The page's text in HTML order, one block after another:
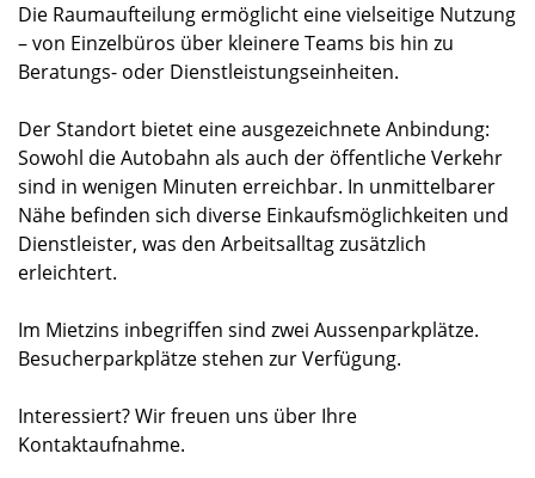
Die Raumaufteilung ermöglicht eine vielseitige Nutzung
– von Einzelbüros über kleinere Teams bis hin zu
Beratungs- oder Dienstleistungseinheiten.
Der Standort bietet eine ausgezeichnete Anbindung:
Sowohl die Autobahn als auch der öffentliche Verkehr
sind in wenigen Minuten erreichbar. In unmittelbarer
Nähe befinden sich diverse Einkaufsmöglichkeiten und
Dienstleister, was den Arbeitsalltag zusätzlich
erleichtert.
Im Mietzins inbegriffen sind zwei Aussenparkplätze.
Besucherparkplätze stehen zur Verfügung.
Interessiert? Wir freuen uns über Ihre
Kontaktaufnahme.